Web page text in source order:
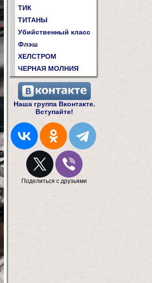
ТИК
ТИТАНЫ
Убийственный класс
Флэш
ХЕЛСТРОМ
ЧЕРНАЯ МОЛНИЯ
Наша группа Вконтакте.
Вступайте!
Поделиться с друзьями
.